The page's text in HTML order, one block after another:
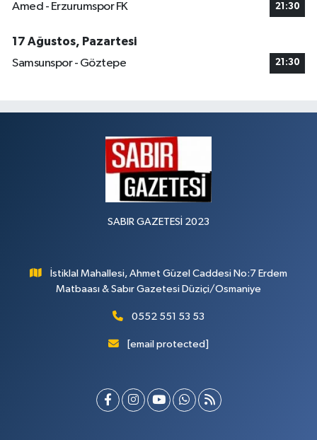
Amed - Erzurumspor FK 21:30
17 Ağustos, Pazartesi
Samsunspor - Göztepe
21:30
SABIR GAZETESİ 2023
İstiklal Mahallesi, Ahmet Güzel Caddesi No:7 Erdem
Matbaası & Sabır Gazetesi Düziçi/Osmaniye
0552 551 53 53
[email protected]